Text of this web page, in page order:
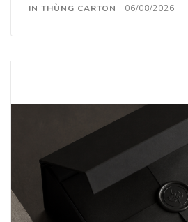
IN THÙNG CARTON | 06/08/2026